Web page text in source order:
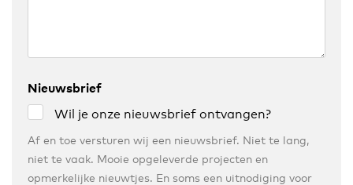
Nieuwsbrief
Wil je onze nieuwsbrief ontvangen?
Af en toe versturen wij een nieuwsbrief. Niet te lang,
niet te vaak. Mooie opgeleverde projecten en
opmerkelijke nieuwtjes. En soms een uitnodiging voor